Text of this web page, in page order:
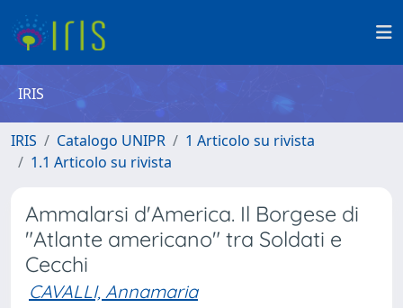
IRIS
IRIS Catalogo UNIPR
1 Articolo su rivista
1.1 Articolo su rivista
Ammalarsi d'America. Il Borgese di
"Atlante americano" tra Soldati e
Cecchi
CAVALLI, Annamaria